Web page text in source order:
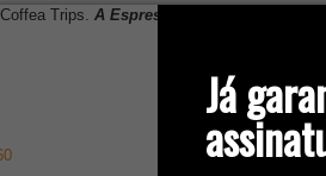
Já
Trips. A Espresso é mídia oficial